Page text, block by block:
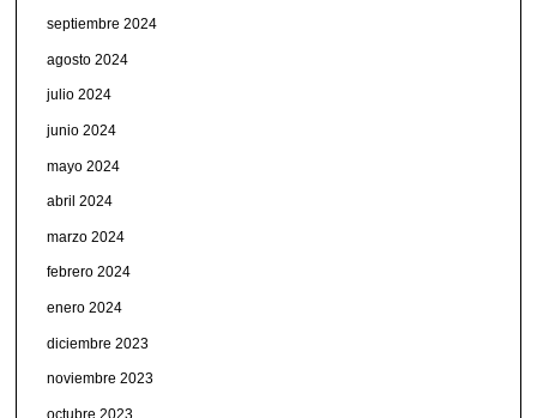
septiembre 2024
agosto 2024
julio 2024
junio 2024
mayo 2024
abril 2024
marzo 2024
febrero 2024
enero 2024
diciembre 2023
noviembre 2023
octubre 2023